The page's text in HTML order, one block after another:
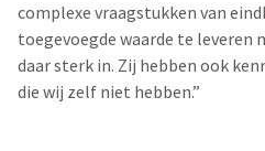
complexe vraagstukken van
toegevoegde waarde te leveren
daar sterk in. Zij hebben ook
die wij zelf niet hebben.”